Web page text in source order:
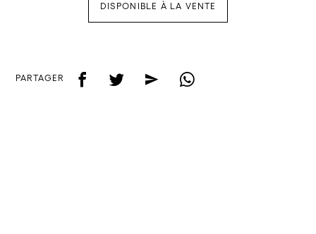
DISPONIBLE À LA VENTE
PARTAGER f t e w